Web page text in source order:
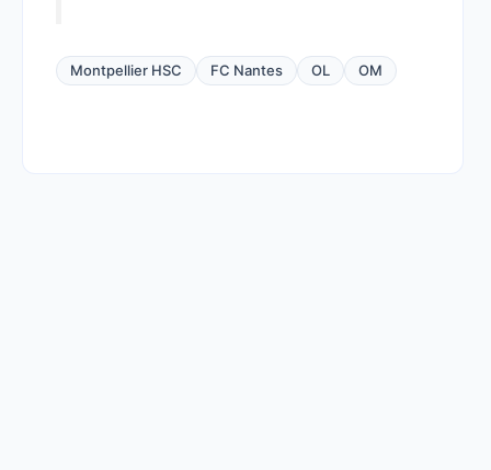
Montpellier HSC FC Nantes OL OM